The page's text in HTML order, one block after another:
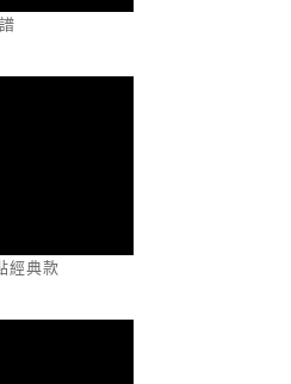
經典款